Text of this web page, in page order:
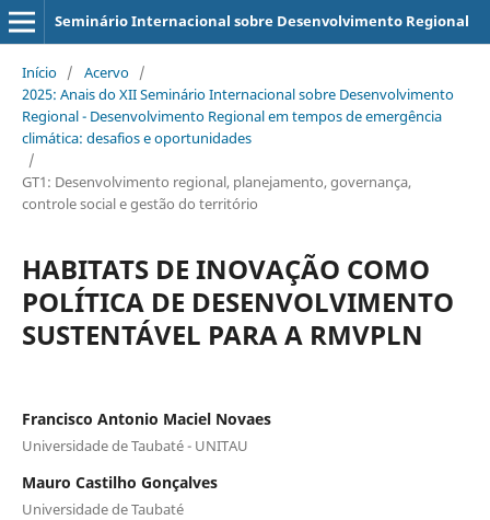
Seminário Internacional sobre Desenvolvimento Regional
Início / Acervo /
2025: Anais do XII Seminário Internacional sobre Desenvolvimento
Regional - Desenvolvimento Regional em tempos de emergência
climática: desafios e oportunidades
/
GT1: Desenvolvimento regional, planejamento, governança,
controle social e gestão do território
HABITATS DE INOVAÇÃO COMO
POLÍTICA DE DESENVOLVIMENTO
SUSTENTÁVEL PARA A RMVPLN
Francisco Antonio Maciel Novaes
Universidade de Taubaté - UNITAU
Mauro Castilho Gonçalves
Universidade de Taubaté